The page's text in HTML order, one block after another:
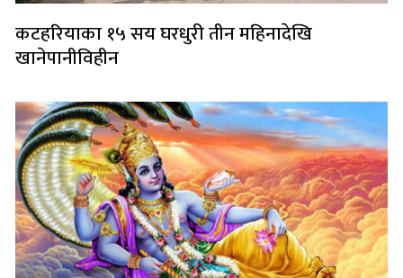
कटहरियाका १५ सय घरधुरी तीन महिनादेखि
खानेपानीविहीन